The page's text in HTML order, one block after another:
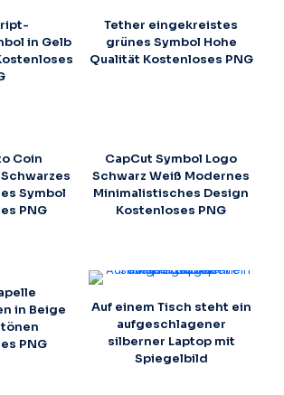
in Gelb
Tether eingekreistes
grünes Symbol Hohe
Qualität Kostenloses PNG
Coin
Symbol
PNG
CapCut Symbol Logo
Schwarz Weiß Modernes
Minimalistisches Design
Kostenloses PNG
in Beige
PNG
Auf einem Tisch steht ein
aufgeschlagener
silberner Laptop mit
Spiegelbild